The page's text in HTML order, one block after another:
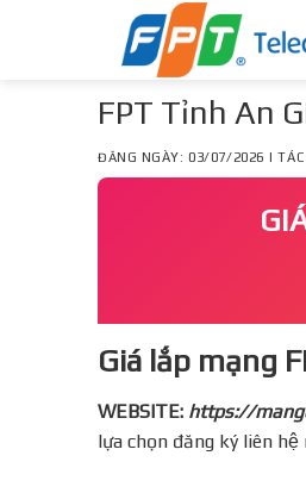
FPT Tỉnh An
ĐĂNG NGÀY: 03/07/2026 | TÁC
Giá lắp mạng
WEBSITE: https://
lựa chọn đăng ký liên